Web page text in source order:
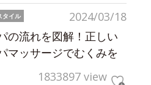
2024/03/18
タイル
の流れを図解！正しい
マッサージでむくみを
1833897 view